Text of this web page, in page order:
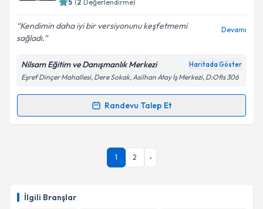
İlgili Branşlar
Kişisel verilerimin işlenmesine ilişkin
Aydınlatma
Metni'ni okudum ve kişisel verilerimin belirtilen
kapsamda işlenmesini kabul ediyorum.
5 (2 Değerlendirme)
Kendimin daha iyi bir versiyonunu keşfetmemi
sağladı.
Devamı
Nilsam Eğitim ve Danışmanlık Merkezi Haritada Göster
Eşref Dinçer Mahallesi, Dere Sokak, Asilhan Atay İş Merkezi, D:Ofis 306
Randevu Talep Et
Randevu Takvimi Talebi
Psk. Dan. Nilsu Nur Avcıiçin randevu takvimi talebi
oluşturun. Size bu uzmandan randevu almanız için bir
E-posta Adresiniz
1 2 ›